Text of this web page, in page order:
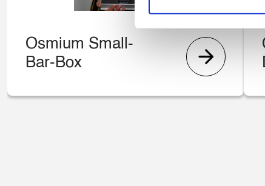
Osmium Small-
Bar-Box